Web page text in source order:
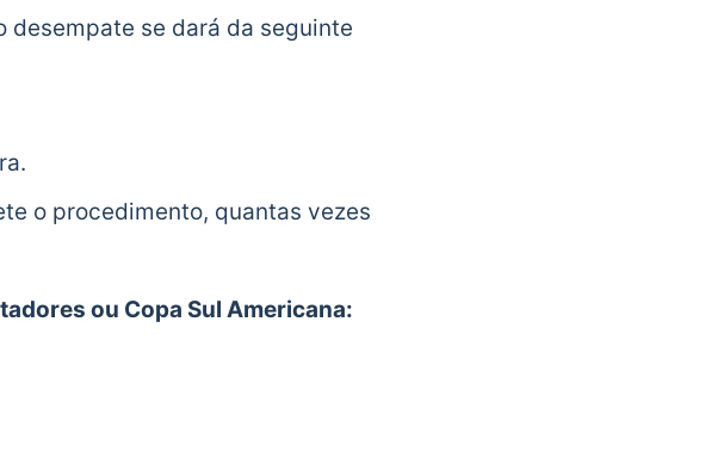
desempate se dará da seguinte
o procedimento, quantas vezes
ou Copa Sul Americana: